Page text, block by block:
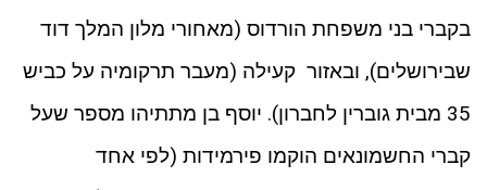
בקברי בני משפחת הורדוס (מאחורי מלון המלך דוד
שבירושלים), ובאזור קעילה (מעבר תרקומיה על כביש
35 מבית גוברין לחברון). יוסף בן מתתיהו מספר שעל
קברי החשמונאים הוקמו פירמידות (לפי אחד